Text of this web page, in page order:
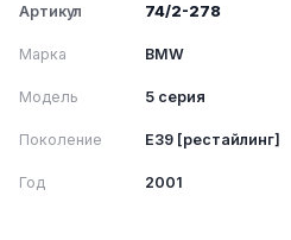
Артикул 74/2-278
Марка BMW
Модель 5 серия
Поколение E39 [рестайлинг]
Год 2001